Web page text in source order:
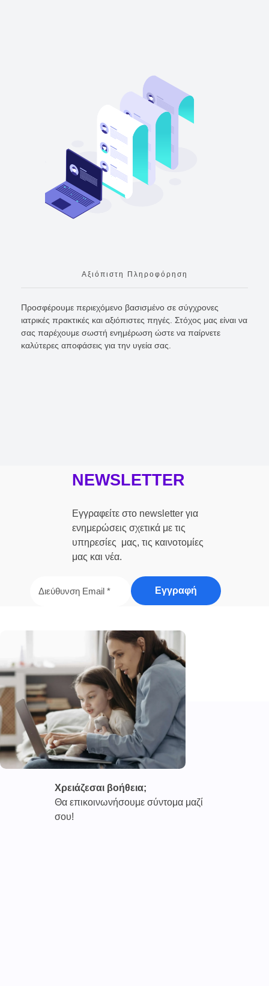
Αξιόπιστη Πληροφόρηση
Προσφέρουμε περιεχόμενο βασισμένο σε σύγχρονες
ιατρικές πρακτικές και αξιόπιστες πηγές. Στόχος μας είναι να
σας παρέχουμε σωστή ενημέρωση ώστε να παίρνετε
καλύτερες αποφάσεις για την υγεία σας.
NEWSLETTER
Εγγραφείτε στο newsletter για
ενημερώσεις σχετικά με τις
υπηρεσίες μας, τις καινοτομίες
μας και νέα.
Χρειάζεσαι βοήθεια;
Θα επικοινωνήσουμε σύντομα μαζί
σου!